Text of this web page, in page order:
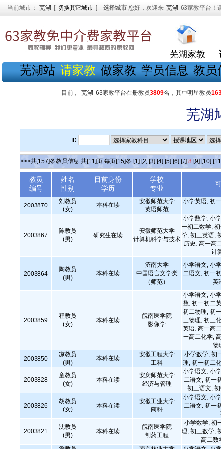
当前城市： 芜湖 [ 切换其它城市 ] 选择城市 您好，欢迎来 芜湖 63家教平台！
芜湖家教
芜湖站 请家教 做家教 学员信息 教员
目前， 芜湖 63家教平台在册教员3809名，其中明星教员163
芜湖
ID
>>>共[157]条教员信息 共[11]页 每页[15]条 [1] [2] [3] [4] [5] [6] [7] 8 [9] [10]
教员
编号
姓名
性别
目前身份
学历
学校
专业
2003870
刘教员
(女)
本科在读
安徽师范大学
英语师范
小学英语, 初
2003867
陈教员
(男)
研究生在读
安徽师范大学
计算机科学与技术
小学数学, 小
一初二数学,
学, 初三英语,
历史, 高一高
计
2003864
陶教员
(男)
本科在读
济南大学
中国语言文学类
（师范）
小学语文, 小
二语文, 初一
英
2003859
程教员
(女)
本科在读
皖南医学院
影像学
小学语文, 小
数, 初一初二
初二物理, 初
三物理, 初三
英语, 高一高
一高二化学,
物
2003850
凉教员
(男)
本科在读
安徽工程大学
工科
小学数学, 初
理, 初一初二
2003828
童教员
(女)
本科在读
安庆师范大学
经济与管理
小学语文, 小
二语文, 初一
初三语文,
2003826
胡教员
(女)
本科在读
安徽工业大学
商科
小学语文, 小
二语文, 初一
2003821
沈教员
(男)
本科在读
皖南医学院
制药工程
小学数学, 初
理, 初三数学,
高二数